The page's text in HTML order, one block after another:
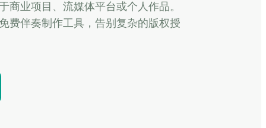
商业项目、流媒体平台或个人作品。
费伴奏制作工具，告别复杂的版权授